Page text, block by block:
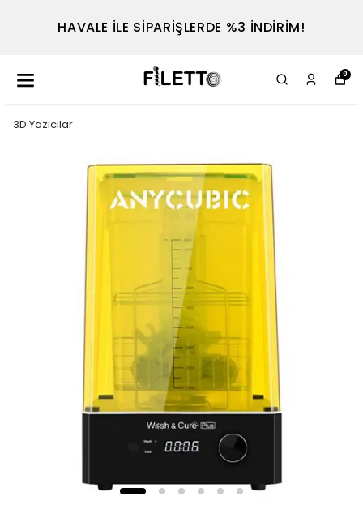
TEL : 0530 614 7698
0
3D Yazıcılar